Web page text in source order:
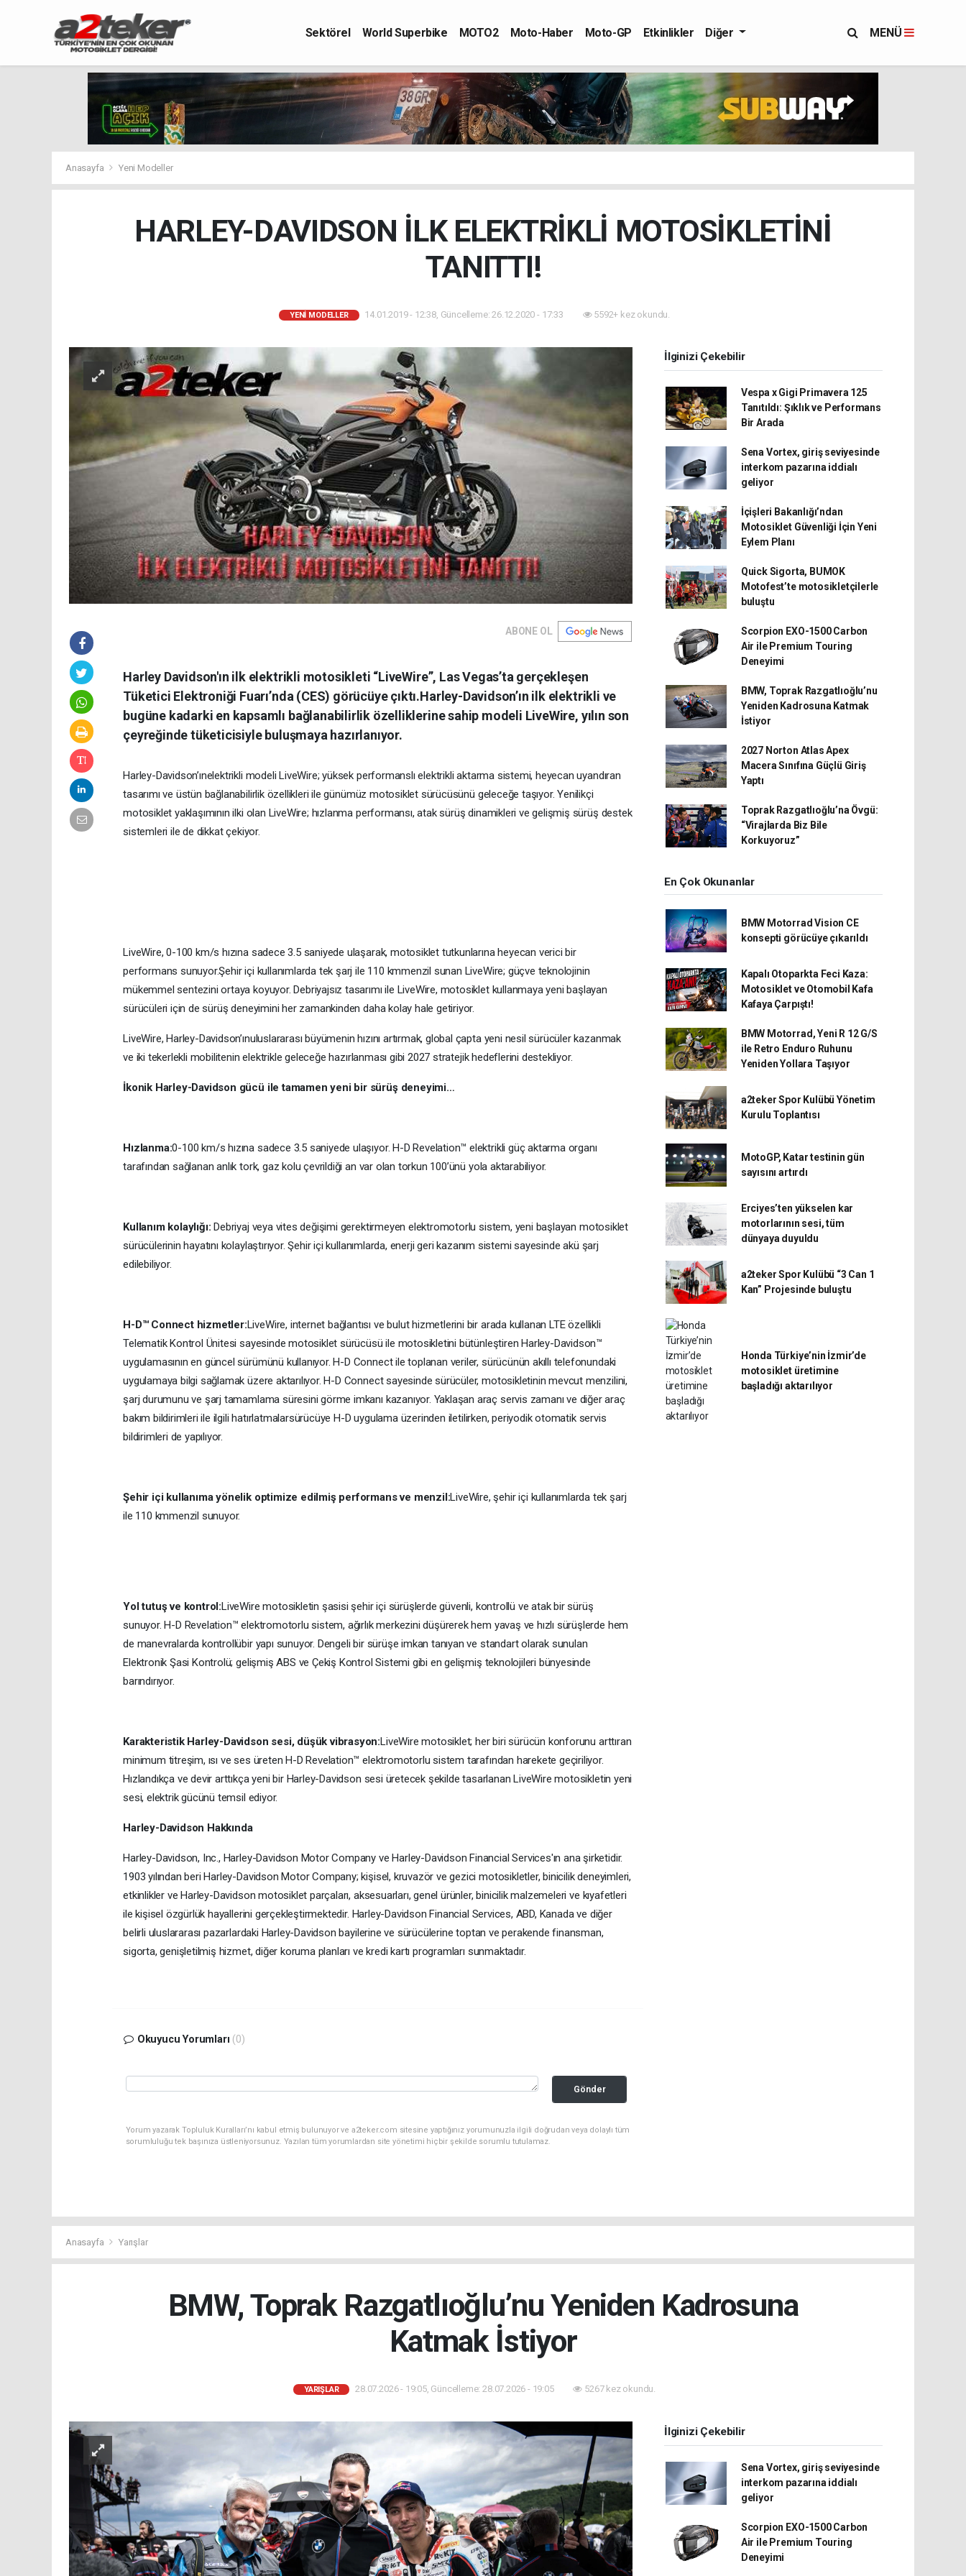
Sektörel World Superbike MOTO2 Moto-Haber Moto-GP Etkinlikler Diğer MENÜ
Anasayfa Yeni Modeller
HARLEY-DAVIDSON İLK ELEKTRİKLİ MOTOSİKLETİNİ
TANITTI!
YENI MODELLER 14.01.2019 - 12:38, Güncelleme: 26.12.2020 - 17:33 5592+ kez okundu.
ABONE OL
Harley Davidson'ın ilk elektrikli motosikleti “LiveWire”, Las Vegas’ta gerçekleşen
Tüketici Elektroniği Fuarı’nda (CES) görücüye çıktı.Harley-Davidson’ın ilk elektrikli ve
bugüne kadarki en kapsamlı bağlanabilirlik özelliklerine sahip modeli LiveWire, yılın son
çeyreğinde tüketicisiyle buluşmaya hazırlanıyor.
Harley-Davidson’ınelektrikli modeli LiveWire; yüksek performanslı elektrikli aktarma sistemi, heyecan uyandıran
tasarımı ve üstün bağlanabilirlik özellikleri ile günümüz motosiklet sürücüsünü geleceğe taşıyor. Yenilikçi
motosiklet yaklaşımının ilki olan LiveWire; hızlanma performansı, atak sürüş dinamikleri ve gelişmiş sürüş destek
sistemleri ile de dikkat çekiyor.
LiveWire, 0-100 km/s hızına sadece 3.5 saniyede ulaşarak, motosiklet tutkunlarına heyecan verici bir
performans sunuyor.Şehir içi kullanımlarda tek şarj ile 110 kmmenzil sunan LiveWire; güçve teknolojinin
mükemmel sentezini ortaya koyuyor. Debriyajsız tasarımı ile LiveWire, motosiklet kullanmaya yeni başlayan
sürücüleri için de sürüş deneyimini her zamankinden daha kolay hale getiriyor.
LiveWire, Harley-Davidson’ınuluslararası büyümenin hızını artırmak, global çapta yeni nesil sürücüler kazanmak
ve iki tekerlekli mobilitenin elektrikle geleceğe hazırlanması gibi 2027 stratejik hedeflerini destekliyor.
İkonik Harley-Davidson gücü ile tamamen yeni bir sürüş deneyimi…
Hızlanma:0-100 km/s hızına sadece 3.5 saniyede ulaşıyor. H-D Revelation™ elektrikli güç aktarma organı
tarafından sağlanan anlık tork, gaz kolu çevrildiği an var olan torkun 100’ünü yola aktarabiliyor.
Kullanım kolaylığı: Debriyaj veya vites değişimi gerektirmeyen elektromotorlu sistem, yeni başlayan motosiklet
sürücülerinin hayatını kolaylaştırıyor. Şehir içi kullanımlarda, enerji geri kazanım sistemi sayesinde akü şarj
edilebiliyor.
H-D™ Connect hizmetler:LiveWire, internet bağlantısı ve bulut hizmetlerini bir arada kullanan LTE özellikli
Telematik Kontrol Ünitesi sayesinde motosiklet sürücüsü ile motosikletini bütünleştiren Harley-Davidson™
uygulamasının en güncel sürümünü kullanıyor. H-D Connect ile toplanan veriler, sürücünün akıllı telefonundaki
uygulamaya bilgi sağlamak üzere aktarılıyor. H-D Connect sayesinde sürücüler, motosikletinin mevcut menzilini,
şarj durumunu ve şarj tamamlama süresini görme imkanı kazanıyor. Yaklaşan araç servis zamanı ve diğer araç
bakım bildirimleri ile ilgili hatırlatmalarsürücüye H-D uygulama üzerinden iletilirken, periyodik otomatik servis
bildirimleri de yapılıyor.
Şehir içi kullanıma yönelik optimize edilmiş performans ve menzil:LiveWire, şehir içi kullanımlarda tek şarj
ile 110 kmmenzil sunuyor.
Yol tutuş ve kontrol:LiveWire motosikletin şasisi şehir içi sürüşlerde güvenli, kontrollü ve atak bir sürüş
sunuyor. H-D Revelation™ elektromotorlu sistem, ağırlık merkezini düşürerek hem yavaş ve hızlı sürüşlerde hem
de manevralarda kontrollübir yapı sunuyor. Dengeli bir sürüşe imkan tanıyan ve standart olarak sunulan
Elektronik Şasi Kontrolü; gelişmiş ABS ve Çekiş Kontrol Sistemi gibi en gelişmiş teknolojileri bünyesinde
barındırıyor.
Karakteristik Harley-Davidson sesi, düşük vibrasyon:LiveWire motosiklet; her biri sürücün konforunu arttıran
minimum titreşim, ısı ve ses üreten H-D Revelation™ elektromotorlu sistem tarafından harekete geçiriliyor.
Hızlandıkça ve devir arttıkça yeni bir Harley-Davidson sesi üretecek şekilde tasarlanan LiveWire motosikletin yeni
sesi, elektrik gücünü temsil ediyor.
Harley-Davidson Hakkında
Harley-Davidson, Inc., Harley-Davidson Motor Company ve Harley-Davidson Financial Services'ın ana şirketidir.
1903 yılından beri Harley-Davidson Motor Company; kişisel, kruvazör ve gezici motosikletler, binicilik deneyimleri,
etkinlikler ve Harley-Davidson motosiklet parçaları, aksesuarları, genel ürünler, binicilik malzemeleri ve kıyafetleri
ile kişisel özgürlük hayallerini gerçekleştirmektedir. Harley-Davidson Financial Services, ABD, Kanada ve diğer
belirli uluslararası pazarlardaki Harley-Davidson bayilerine ve sürücülerine toptan ve perakende finansman,
sigorta, genişletilmiş hizmet, diğer koruma planları ve kredi kartı programları sunmaktadır.
Okuyucu Yorumları (0)
Gönder
Yorum yazarak Topluluk Kuralları’nı kabul etmiş bulunuyor ve a2teker.com sitesine yaptığınız yorumunuzla ilgili doğrudan veya dolaylı tüm
sorumluluğu tek başınıza üstleniyorsunuz. Yazılan tüm yorumlardan site yönetimi hiçbir şekilde sorumlu tutulamaz.
İlginizi Çekebilir
Vespa x Gigi Primavera 125
Tanıtıldı: Şıklık ve Performans
Bir Arada
Sena Vortex, giriş seviyesinde
interkom pazarına iddialı
geliyor
İçişleri Bakanlığı’ndan
Motosiklet Güvenliği İçin Yeni
Eylem Planı
Quick Sigorta, BUMOK
Motofest’te motosikletçilerle
buluştu
Scorpion EXO-1500 Carbon
Air ile Premium Touring
Deneyimi
BMW, Toprak Razgatlıoğlu’nu
Yeniden Kadrosuna Katmak
İstiyor
2027 Norton Atlas Apex
Macera Sınıfına Güçlü Giriş
Yaptı
Toprak Razgatlıoğlu’na Övgü:
“Virajlarda Biz Bile
Korkuyoruz”
En Çok Okunanlar
BMW Motorrad Vision CE
konsepti görücüye çıkarıldı
Kapalı Otoparkta Feci Kaza:
Motosiklet ve Otomobil Kafa
Kafaya Çarpıştı!
BMW Motorrad, Yeni R 12 G/S
ile Retro Enduro Ruhunu
Yeniden Yollara Taşıyor
a2teker Spor Kulübü Yönetim
Kurulu Toplantısı
MotoGP, Katar testinin gün
sayısını artırdı
Erciyes’ten yükselen kar
motorlarının sesi, tüm
dünyaya duyuldu
a2teker Spor Kulübü “3 Can 1
Kan” Projesinde buluştu
Honda Türkiye’nin İzmir’de
motosiklet üretimine
başladığı aktarılıyor
Anasayfa Yarışlar
BMW, Toprak Razgatlıoğlu’nu Yeniden Kadrosuna
Katmak İstiyor
YARIŞLAR 28.07.2026 - 19:05, Güncelleme: 28.07.2026 - 19:05 5267 kez okundu.
İlginizi Çekebilir
Sena Vortex, giriş seviyesinde
interkom pazarına iddialı
geliyor
Scorpion EXO-1500 Carbon
Air ile Premium Touring
Deneyimi